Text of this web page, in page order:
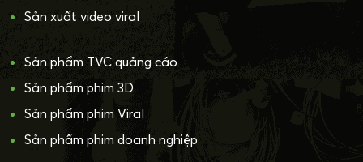
Sản xuất video viral
Sản phẩm TVC quảng cáo
Sản phẩm phim 3D
Sản phẩm phim Viral
Sản phẩm phim doanh nghiệp